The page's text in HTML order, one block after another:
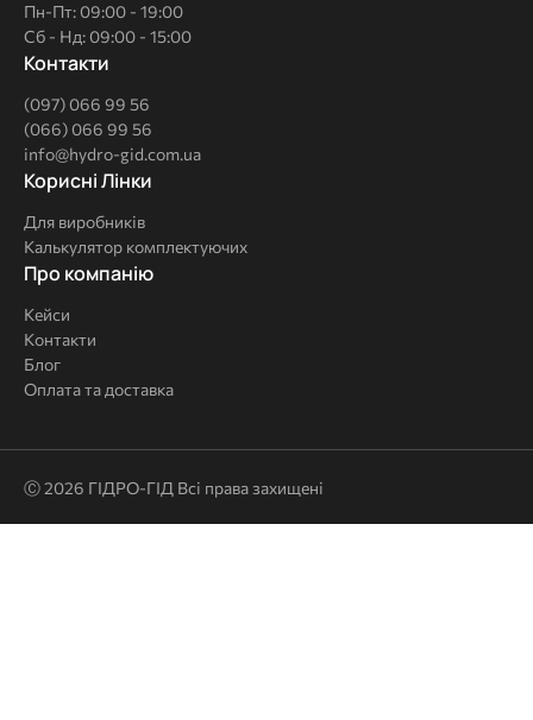
Пн-Пт: 09:00 - 19:00
Сб - Нд: 09:00 - 15:00
Контакти
(097) 066 99 56
(066) 066 99 56
info@hydro-gid.com.ua
Корисні
Корисні Лінки
Для виробників
Калькулятор комплектуючих
Про
компанію
Про компанію
Кейси
Контакти
Блог
Оплата та доставка
Ⓒ 2026 ГІДРО-ГІД Всі права захищені